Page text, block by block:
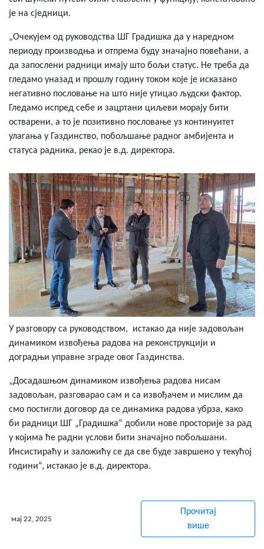
је на сједници.
„Очекујем од руководства ШГ Градишка да у наредном
периоду производња и отпрема буду значајно повећани, а
да запослени радници имају што бољи статус. Не треба да
гледамо уназад и прошлу годину током које је исказано
негативно пословање на што није утицао људски фактор.
Гледамо испред себе и зацртани циљеви морају бити
остварени, а то је позитивно пословање уз континуитет
улагања у Газдинство, побољшање радног амбијента и
статуса радника, рекао је в.д. директора.
У разговору са руководством, истакао да није задовољан
динамиком извођења радова на реконструкцији и
доградњи управне зграде овог Газдинства.
„Досадашњом динамиком извођења радова нисам
задовољан, разговарао сам и са извођачем и мислим да
смо постигли договор да се динамика радова убрза, како
би радници ШГ „Градишка“ добили нове просторије за рад
у којима ће радни услови бити значајно побољшани.
Инсистираћу и заложићу се да све буде завршено у текућој
години“, истакао је в.д. директора.
мај 22, 2025
Прочитај
више